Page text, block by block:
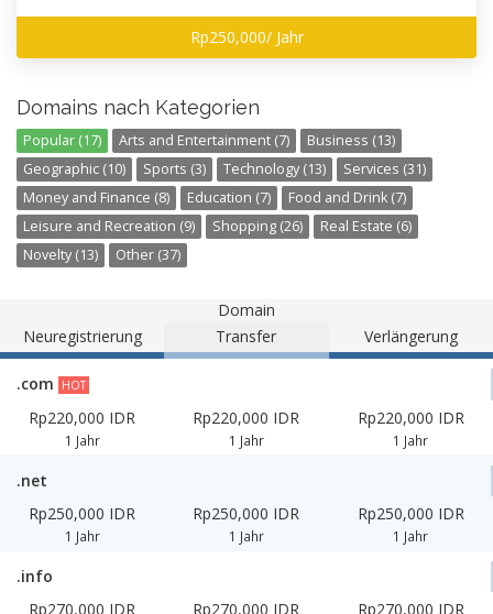
Rp250,000/ Jahr
Domains nach Kategorien
Popular (17) Arts and Entertainment (7)
Business (13)
Geographic (10)
Sports (3) Technology (13)
Services (31)
Money and Finance (8)
Education (7)
Food and Drink (7)
Leisure and Recreation (9)
Shopping (26)
Real Estate (6)
Novelty (13)
Other (37)
Domain
Neuregistrierung
Transfer Verlängerung
.com HOT
Rp220,000 IDR
1 Jahr
Rp220,000 IDR
1 Jahr
Rp220,000 IDR
1 Jahr
.net
Rp250,000 IDR
1 Jahr
Rp250,000 IDR
1 Jahr
Rp250,000 IDR
1 Jahr
.info
Rp270,000 IDR
Rp270,000 IDR Rp270,000 IDR